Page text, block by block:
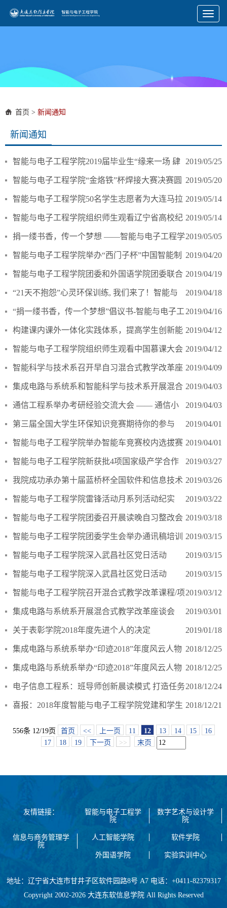
Toggle
首页 > 新闻通知
新闻通知
2019/05/25
智能与电子工程学院2019届毕业生“缘来一场 肆
年一别 青春依旧”毕业典礼暨晚会圆满落幕
2019/05/20
智能与电子工程学院“金烙铁”杯焊接大赛决赛圆
满落幕
2019/05/14
智能与电子工程学院50名学生志愿者为大连马拉
松赛事助力加油
2019/05/14
智能与电子工程学院组织师生观看辽宁省高校纪
念五四运动100周年首场校园宣讲网络直播
2019/05/05
捐一缕书香，传一个梦想 ——智能与电子工程学
院
2019/04/20
智能与电子工程学院举办“西门子杯”中国智能制
造挑战赛校内选拔赛
2019/04/19
智能与电子工程学院团委和外国语学院团委联合
协办第三届全国大学生环保知识竞赛
2019/04/18
“21天不抱怨”心灵环保训练, 我们来了！智能与
电子工程学院举办21天不抱怨心灵环保训练开幕式2019/04/16
“捐一缕书香，传一个梦想”倡议书-智能与电子工
程学院党总支组织号召为河南省上蔡县图书馆捐书活动
2019/04/12
构建课内课外一体化实践体系，提高学生创新能
力与工程实践能力
2019/04/12
智能与电子工程学院组织师生观看中国慕课大会
开幕式
2019/04/09
智能科学与技术系召开早自习混合式教学改革座
谈会
2019/04/03
集成电路与系统系和智能科学与技术系开展混合
式教育改革师生座谈
2019/04/03
通信工程系举办考研经验交流大会 —— 通信小
讲堂纪实
2019/04/01
第三届全国大学生环保知识竞赛期待你的参与
2019/04/01
智能与电子工程学院举办智能车竞赛校内选拔赛
2019/03/27
智能与电子工程学院新获批4项国家级产学合作
协同育人项目
2019/03/26
我院成功承办第十届蓝桥杯全国软件和信息技术
人才大赛
2019/03/22
智能与电子工程学院雷锋活动月系列活动纪实
2019/03/18
智能与电子工程学院团委召开晨读晚自习整改会
议
2019/03/15
智能与电子工程学院团委学生会举办通讯稿培训
大会
2019/03/15
智能与电子工程学院深入武昌社区党日活动
2019/03/15
智能与电子工程学院深入武昌社区党日活动
2019/03/12
智能与电子工程学院召开混合式教学改革课程/项
目设计方案分享会
2019/03/01
集成电路与系统系开展混合式教学改革座谈会
2019/01/18
关于表彰学院2018年度先进个人的决定
2018/12/25
集成电路与系统系举办“印迹2018”年度风云人物
颁奖典礼
2018/12/25
集成电路与系统系举办“印迹2018”年度风云人物
颁奖典礼
2018/12/24
电子信息工程系：班导师创新晨读模式 打造任务
驱动型晨读
2018/12/21
喜报：2018年度智能与电子工程学院党建和学生
556条 12/19页 首页 << 上一页 11 12 13 14 15
16
17
18 19 下一页 >> 末页
友情链接：
智能与电子工程学
院
数字艺术与设计学
院
信息与商务管理学
院
人工智能学院 软件学院
外国语学院 实验实训中心
地址：辽宁省大连市甘井子区软件园路8号 A7 电话：+0411-82379317
Copyright 2002-2026 大连东软信息学院 All Rights Reserved